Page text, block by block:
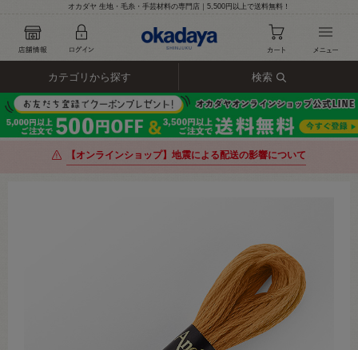
オカダヤ 生地・毛糸・手芸材料の専門店｜5,500円以上で送料無料！
カテゴリから探す 検索
【オンラインショップ】地震による配送の影響について